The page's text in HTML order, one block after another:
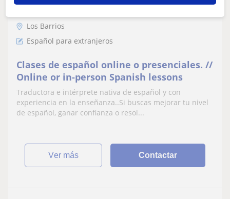
Los Barrios
Español para extranjeros
Clases de español online o presenciales. //
Online or in-person Spanish lessons
Traductora e intérprete nativa de español y con
experiencia en la enseñanza..Si buscas mejorar tu nivel
de español, ganar confianza o resol...
ver más Contactar